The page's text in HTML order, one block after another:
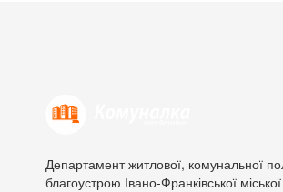
Департамент житлової, комунальної
благоустрою Івано-Франківської